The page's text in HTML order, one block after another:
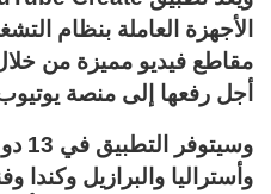
الأجهزة العاملة بنظام
مقاطع فيديو مميزة من
أجل رفعها إلى منصة
وأستراليا والبرازيل وكندا